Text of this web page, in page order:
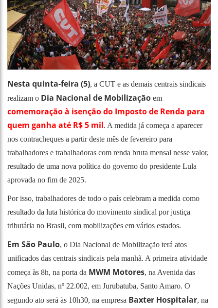
Nesta quinta-feira (5), a CUT e as demais centrais sindicais
realizam o Dia Nacional de Mobilização em
comemoração à isenção do Imposto de Renda para
quem ganha até R$ 5 mil. A medida já começa a aparecer
nos contracheques a partir deste mês de fevereiro para
trabalhadores e trabalhadoras com renda bruta mensal nesse valor,
resultado de uma nova política do governo do presidente Lula
aprovada no fim de 2025.
Por isso, trabalhadores de todo o país celebram a medida como
resultado da luta histórica do movimento sindical por justiça
tributária no Brasil, com mobilizações em vários estados.
Em São Paulo, o Dia Nacional de Mobilização terá atos
unificados das centrais sindicais pela manhã. A primeira atividade
começa às 8h, na porta da MWM Motores, na Avenida das
Nações Unidas, nº 22.002, em Jurubatuba, Santo Amaro. O
segundo ato será às 10h30, na empresa Baxter Hospitalar, na